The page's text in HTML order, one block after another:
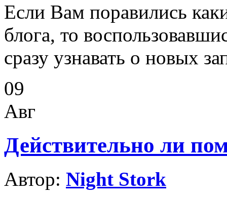
Если Вам поравились
блога, то
сразу узнавать о новых
09
Авг
Действительно ли
Автор: Night Stork